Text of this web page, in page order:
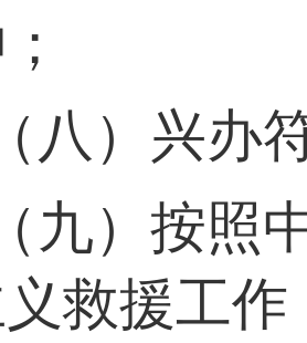
（八）兴办
（九）按照
救援工作